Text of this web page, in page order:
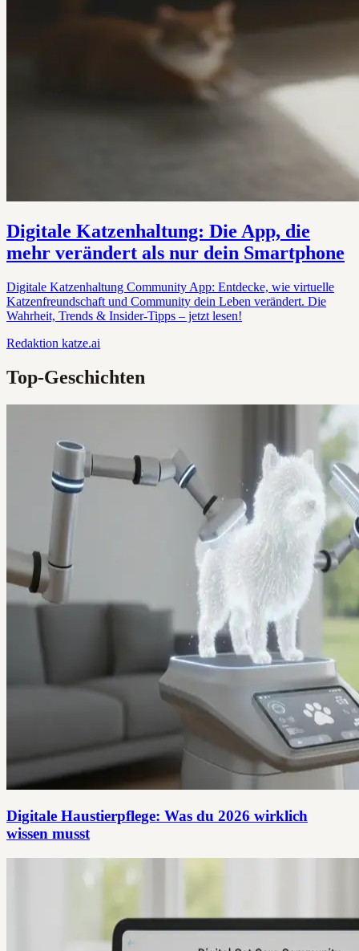
Digitale Katzenhaltung: Die App, die
mehr verändert als nur dein Smartphone
Digitale Katzenhaltung Community App: Entdecke, wie virtuelle
Katzenfreundschaft und Community dein Leben verändert. Die
Wahrheit, Trends & Insider-Tipps – jetzt lesen!
Redaktion katze.ai
Top-Geschichten
Digitale Haustierpflege: Was du 2026 wirklich
wissen musst